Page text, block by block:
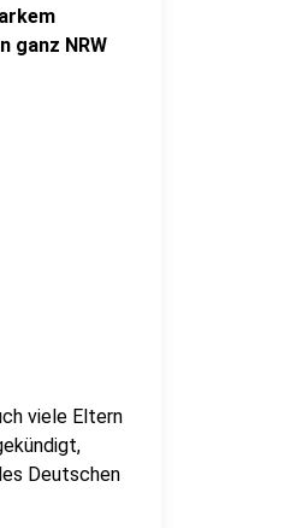
ganz NRW
viele Eltern
Deutschen